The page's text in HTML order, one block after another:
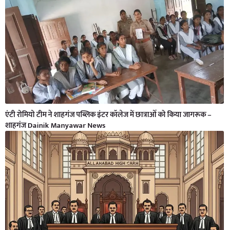
एंटी रोमियो टीम ने शाहगंज पब्लिक इंटर कॉलेज में छात्राओं को किया जागरूक –
शाहगंज Dainik Manyawar News